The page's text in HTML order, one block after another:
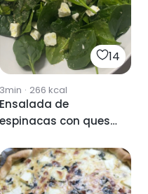
14
3min · 266 kcal
Ensalada de
espinacas con queso